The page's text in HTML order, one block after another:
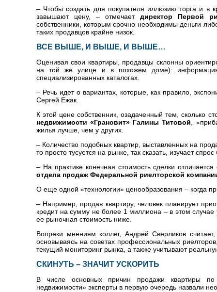
– Чтобы создать для покупателя иллюзию торга и в
завышают цену, – отмечает директор Первой
собственники, которым срочно необходимы деньги
таких продавцов крайне низок.
ВСЕ ВЫШЕ, И ВЫШЕ, И ВЫШЕ…
Оценивая свои квартиры, продавцы склонны
на той же улице и в похожем доме):
специализированных каталогах.
– Речь идет о вариантах, которые, как правило,
Сергей Ежак.
К этой цене собственник, озадаченный тем, сколько
недвижимости «Грановит» Галины Титовой,
жилья лучше, чем у других.
– Количество подобных квартир, выставленных на
то просто тусуется на рынке, так сказать, изучает
– На практике конечная стоимость сделки
отдела продаж Федеральной риелторской
О еще одной «технологии» ценообразования – когда
– Например, продав квартиру, человек планирует
кредит на сумму не более 1 миллиона – в этом
ее рыночная стоимость ниже.
Вопреки мнениям коллег, Андрей Сверликов
основываясь на советах профессиональных
текущий мониторинг рынка, а также учитывают
СКИНУТЬ – ЗНАЧИТ УСКОРИТЬ
В числе основных причин продажи квартиры
недвижимости» эксперты в первую очередь назвали